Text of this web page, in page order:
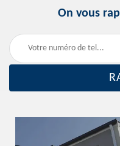
On vous